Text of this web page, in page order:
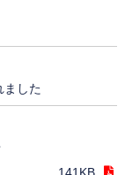
ました